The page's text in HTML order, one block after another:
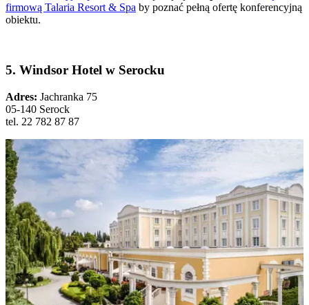
firmową Talaria Resort & Spa by poznać pełną ofertę konferencyjną
obiektu.
5. Windsor Hotel w Serocku
Adres: Jachranka 75
05-140 Serock
tel. 22 782 87 87